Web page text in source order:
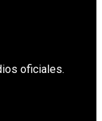
oficiales.